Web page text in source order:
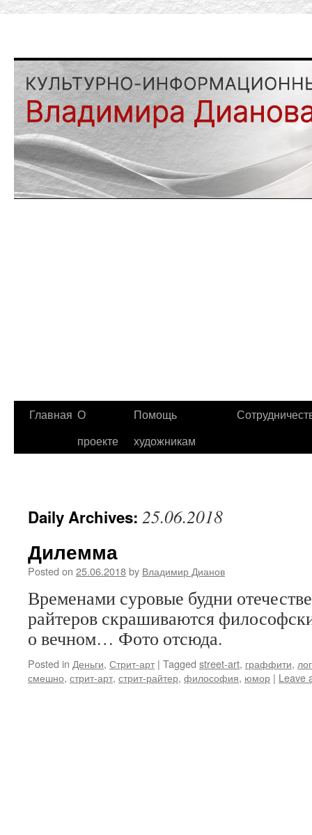
Главная О
проекте
Помощь
художникам
Daily Archives: 25.06.2018
Дилемма
Posted on 25.06.2018by Владимир Дианов
Временами суровые будни
райтеров скрашиваются
о вечном… Фото отсюда.
Posted in Деньги, Стрит-арт | Tagged street-art, граффити,
смешно, стрит-арт, стрит-райтер, философия, юмор | Leave